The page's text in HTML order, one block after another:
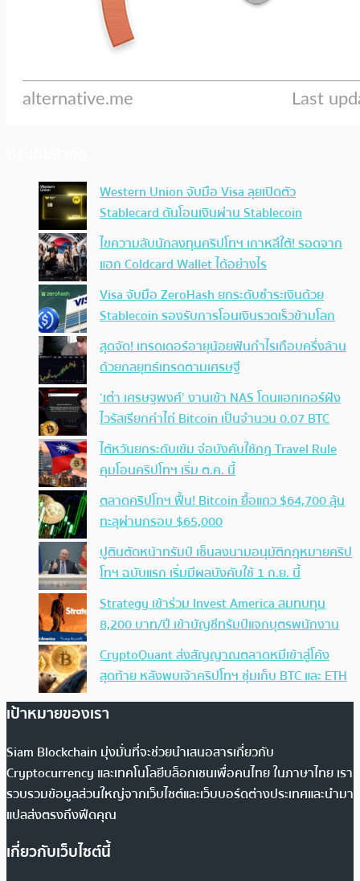
Western Union จับมือ Visa ลุยเปิดตัว
Stablecard ดันโอนเงินผ่าน Stablecoin
ไขความลับนักลงทุนคริปโทฯ เกาหลีใต้! รอดจาก
แฮก Coldcard Wallet ได้อย่างไร
Visa จับมือ ZeroHash ยกระดับชำระเงินด้วย
Stablecoin รองรับการโอนเงินรวดเร็วข้ามโลก
สุดจัด! เทรดเดอร์อายุน้อยฟันกำไรเกือบครึ่งล้าน
ด้วยกลยุทธ์เทรดตามเศรษฐี
‘เต๋า เศรษฐพงศ์’ งานเข้า NAS โดนแฮกเกอร์ฝัง
ไวรัสเรียกค่าไถ่ Bitcoin เป็นจำนวน 0.07 BTC
ไต้หวันยกระดับเข้ม จ่อบังคับใช้กฏ Travel Rule
คุมโอนคริปโทฯ เริ่ม ต.ค. นี้
ตลาดคริปโทฯ ฟื้น! Bitcoin ยื้อแถว $64,700 ลุ้น
ทะลุผ่านกรอบ $65,000
ปูตินตัดหน้าทรัมป์ เซ็นลงนามอนุมัติกฎหมายคริป
โทฯ ฉบับแรก เริ่มมีผลบังคับใช้ 1 ก.ย. นี้
Strategy เข้าร่วม Invest America สมทบทุน
8,200 บาท/ปี เข้าบัญชีทรัมป์แจกบุตรพนักงาน
CryptoQuant ส่งสัญญาณตลาดหมีเข้าสู่โค้ง
สุดท้าย หลังพบเจ้าคริปโทฯ ซุ่มเก็บ BTC และ ETH
เป้าหมายของเรา
Siam Blockchain มุ่งมั่นที่จะช่วยนำเสนอสารเกี่ยวกับ
Cryptocurrency และเทคโนโลยีบล็อกเชนเพื่อคนไทย ในภาษาไทย เรา
รวบรวมข้อมูลส่วนใหญ่จากเว็บไซต์และเว็บบอร์ดต่างประเทศและนำมา
แปลส่งตรงถึงฟีดคุณ
เกี่ยวกับเว็บไซต์นี้